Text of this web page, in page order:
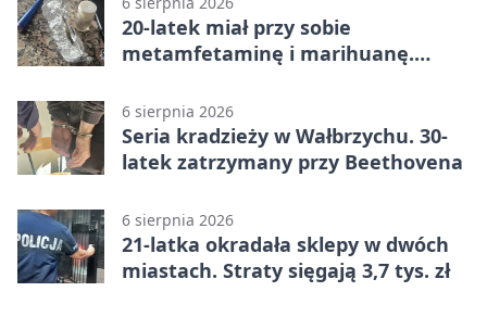
20-latek miał przy sobie
metamfetaminę i marihuanę.
6 sierpnia 2026
Seria kradzieży w Wałbrzychu. 30-
latek zatrzymany przy Beethovena
6 sierpnia 2026
21-latka okradała sklepy w dwóch
miastach. Straty sięgają 3,7 tys. zł